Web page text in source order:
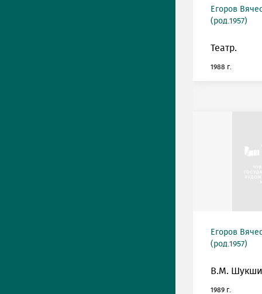
Егоров
(род.1957)
Театр.
1988 г.
Егоров
(род.1957)
В.М.
1989 г.